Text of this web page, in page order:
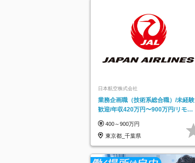
日本航空株式会社
業務企画職（技術系総合職）/未経験
歓迎/年収420万円〜900万円/リモー
400～900万円
東京都_千葉県